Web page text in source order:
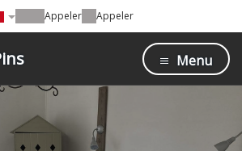
Appeler Appeler
Menu